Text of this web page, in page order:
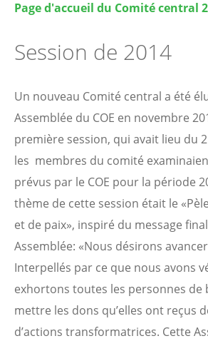
Page d'accueil du Comité central
Session de 2014
Un nouveau Comité central a été
Assemblée du COE en novembre
première session, qui avait lieu du
les membres du comité
prévus par le COE pour la période
thème de cette session était le
et de paix», inspiré du message
Assemblée: «Nous désirons
Interpellés par ce que nous avons
exhortons toutes les personnes de
mettre les dons qu’elles ont reçus
d’actions transformatrices. Cette